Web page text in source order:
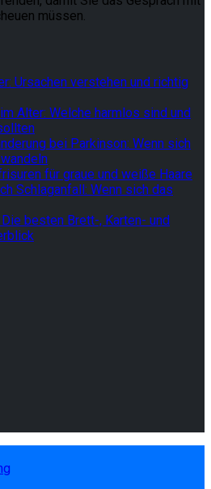
müssen.
Ursachen verstehen und richtig
Alter: Welche harmlos sind und
bei Parkinson: Wenn sich
für graue und weiße Haare
Schlaganfall: Wenn sich das
besten Brett-, Karten- und